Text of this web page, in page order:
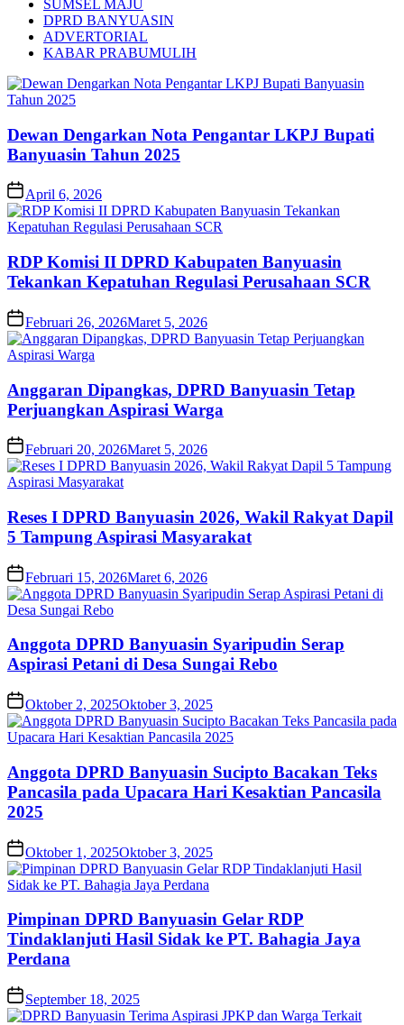
SUMSEL MAJU
DPRD BANYUASIN
ADVERTORIAL
KABAR PRABUMULIH
Dewan Dengarkan Nota Pengantar LKPJ Bupati
Banyuasin Tahun 2025
April 6, 2026
RDP Komisi II DPRD Kabupaten Banyuasin
Tekankan Kepatuhan Regulasi Perusahaan SCR
Februari 26, 2026Maret 5, 2026
Anggaran Dipangkas, DPRD Banyuasin Tetap
Perjuangkan Aspirasi Warga
Februari 20, 2026Maret 5, 2026
Reses I DPRD Banyuasin 2026, Wakil Rakyat Dapil
5 Tampung Aspirasi Masyarakat
Februari 15, 2026Maret 6, 2026
Anggota DPRD Banyuasin Syaripudin Serap
Aspirasi Petani di Desa Sungai Rebo
Oktober 2, 2025Oktober 3, 2025
Anggota DPRD Banyuasin Sucipto Bacakan Teks
Pancasila pada Upacara Hari Kesaktian Pancasila
2025
Oktober 1, 2025Oktober 3, 2025
Pimpinan DPRD Banyuasin Gelar RDP
Tindaklanjuti Hasil Sidak ke PT. Bahagia Jaya
Perdana
September 18, 2025